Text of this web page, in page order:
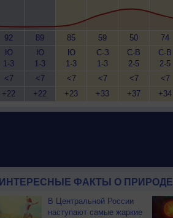
92
Ю
1-3
<7
+22
89
Ю
1-3
<7
+22
85
Ю
1-3
<7
+23
59
С-З
1-3
<7
+33
50
С-В
2-5
<7
+37
74
С-В
2-5
<7
+34
ИНТЕРЕСНЫЕ ФАКТЫ О ПРИРОДЕ
В Центральной России
наступают самые жаркие